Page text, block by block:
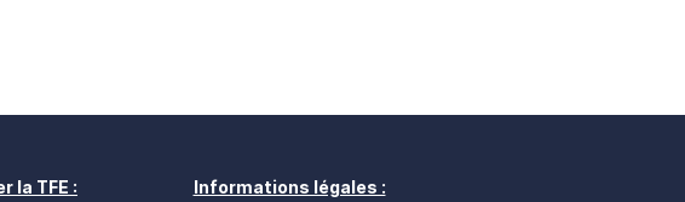
la TFE : Informations légales :